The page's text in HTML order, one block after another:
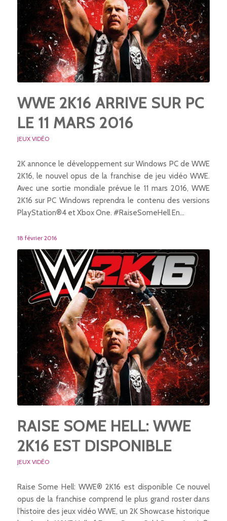
WWE 2K16 ARRIVE SUR PC
LE 11 MARS 2016
JEUX VIDÉO
2K annonce le développement sur Windows PC de WWE
2K16, le nouvel opus de la franchise de jeu vidéo WWE.
Avec une sortie mondiale prévue le 11 mars 2016, WWE
2K16 sur PC Windows reprendra le contenu des versions
PlayStation®4 et Xbox One. #RaiseSomeHell En…
18 février 2016
RAISE SOME HELL: WWE
2K16 EST DISPONIBLE
JEUX VIDÉO
Raise Some Hell: WWE® 2K16 est disponible Ce nouvel
opus de la franchise comprend le plus grand roster dans
l’histoire des jeux vidéo WWE, un 2K Showcase historique